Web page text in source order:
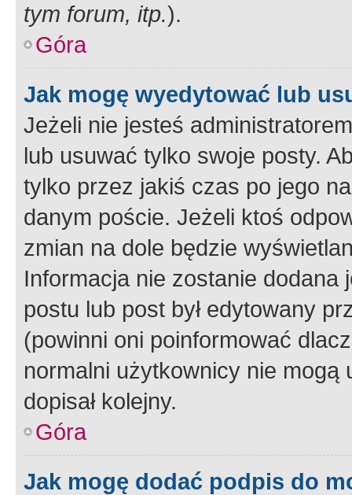
tym forum, itp.).
Góra
Jak mogę wyedytować lub
Jeżeli nie jesteś
lub usuwać tylko swoje posty.
tylko przez jakiś czas po jego
danym poście. Jeżeli ktoś
zmian na dole będzie
Informacja nie zostanie dodana
postu lub post był edytowany
(powinni oni poinformować
normalni użytkownicy nie
dopisał kolejny.
Góra
Jak mogę dodać podpis do